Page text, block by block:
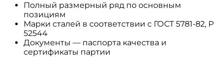
Полный размерный ряд по основным
позициям
Марки сталей в соответствии с ГОСТ 5781-82, Р
52544
Документы — паспорта качества и
сертификаты партии